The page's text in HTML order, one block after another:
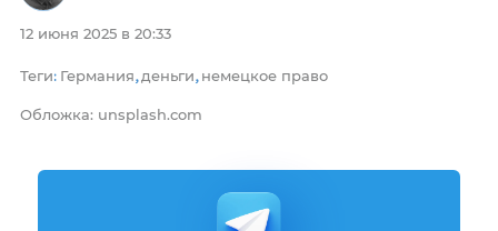
12 июня 2025 в 20:33
Теги: Германия, деньги, немецкое право
Обложка: unsplash.com